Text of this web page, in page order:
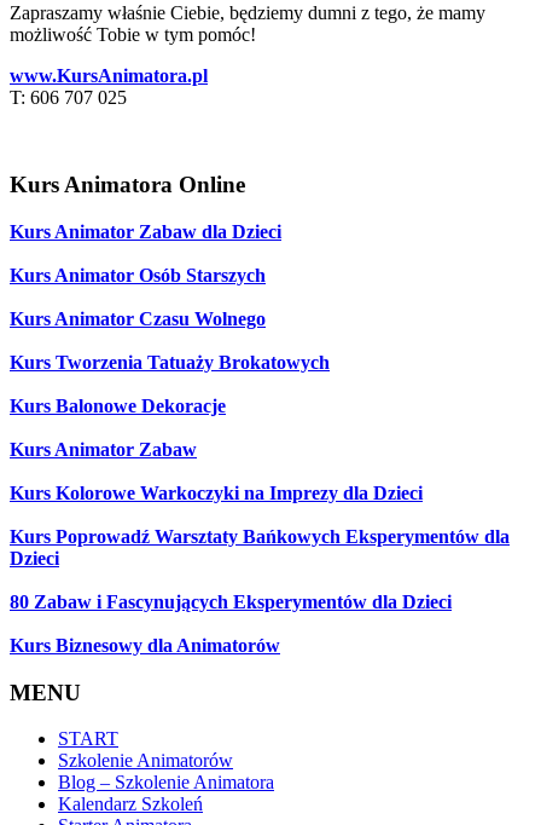
Zapraszamy właśnie Ciebie, będziemy dumni z tego, że mamy
możliwość Tobie w tym pomóc!
www.KursAnimatora.pl
T: 606 707 025
Kurs Animatora Online
Kurs Animator Zabaw dla Dzieci
Kurs Animator Osób Starszych
Kurs Animator Czasu Wolnego
Kurs Tworzenia Tatuaży Brokatowych
Kurs Balonowe Dekoracje
Kurs Animator Zabaw
Kurs Kolorowe Warkoczyki na Imprezy dla Dzieci
Kurs Poprowadź Warsztaty Bańkowych Eksperymentów dla
Dzieci
80 Zabaw i Fascynujących Eksperymentów dla Dzieci
Kurs Biznesowy dla Animatorów
MENU
START
Szkolenie Animatorów
Blog – Szkolenie Animatora
Kalendarz Szkoleń